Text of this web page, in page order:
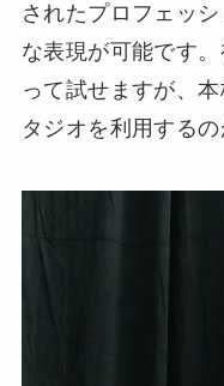
されたプロフェッ
な表現が可能です
って試せますが、
タジオを利用するの